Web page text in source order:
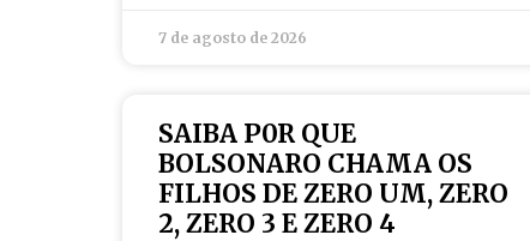
7 de agosto de 2026
SAIBA P0R QUE
BOLSONARO CHAMA OS
FILHOS DE ZERO UM, ZERO
2, ZERO 3 E ZERO 4